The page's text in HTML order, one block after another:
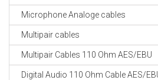
Microphone Analoge cables
Multipair cables
Multipair Cables 110 Ohm AES/EBU
Digital Audio 110 Ohm Cable AES/